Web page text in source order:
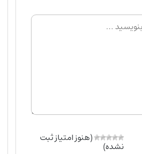
(هنوز امتیاز ثبت
نشده)